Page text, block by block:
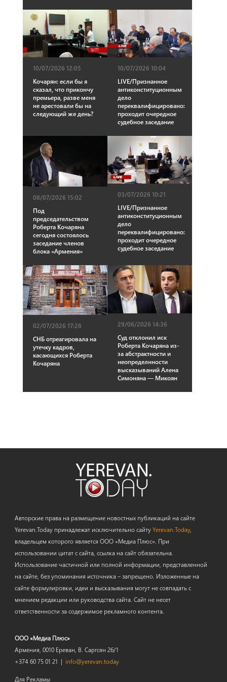
10/07/2026 12:05
Кочарян: если бы я
сказал, что прикончу
премьера, разве меня
не арестовали бы на
следующий же день?
10/07/2026 10:04
LIVE/Признанное
антиконституционным
дело
переквалифицировано:
проходит очередное
судебное заседание
08/07/2026 15:02
Под
председательством
Роберта Кочаряна
сегодня состоялось
заседание членов
блока «Армения»
03/07/2026 10:21
LIVE/Признанное
антиконституционным
дело
переквалифицировано:
проходит очередное
судебное заседание
02/07/2026 17:28
СНБ отреагировала на
утечку кадров,
касающихся Роберта
Кочаряна
29/06/2026 14:36
Суд отклонил иск
Роберта Кочаряна из-
за абстрактности и
неопределнности
высказываний Алена
Симоняна — Микоян
Авторские права на размещение новостных публикаций на сайте
Yerevan.Today принадлежат исключительно сайтуYerevan.Today,
владельцем которого является ООО «Медиа Плюс». При
использовании цитат с сайта, ссылка на сайт обязательна.
Использование частичной или полной информации, представленной
на сайте, без упоминания источника – запрещено. Изложенные на
сайте формулировки, идеи и высказывания могут не совпадать с
мнением редакции или руководства сайта. Сайт не несет
ответственности за содержимое рекламного контента.
ООО «Медиа Плюс»
Армения, 0010 Ереван, В. Саргсян 26/1
+374 60 75 01 21 | info@yerevan.today
Для Рекламы